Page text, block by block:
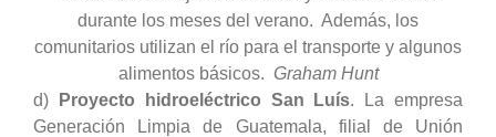
durante los meses del verano. Además, los
comunitarios utilizan el río para el transporte y algunos
alimentos básicos. Graham Hunt
d)
Proyecto hidroeléctrico San Luís. La empresa
Generación Limpia de Guatemala, filial de Unión